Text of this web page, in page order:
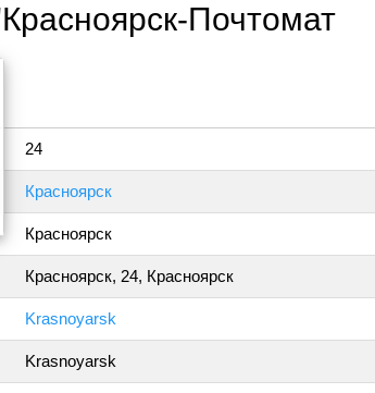
Почтомат
24
Красноярск
Красноярск
Красноярск, 24, Красноярск
Krasnoyarsk
Krasnoyarsk